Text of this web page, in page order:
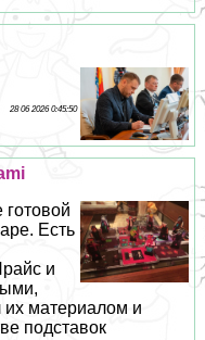
28 06 2026 0:45:50
Есть
и
материалом и
подставок